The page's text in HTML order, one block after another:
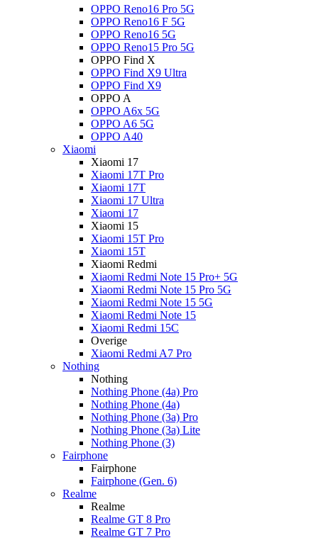
OPPO Reno16 Pro 5G
OPPO Reno16 F 5G
OPPO Reno16 5G
OPPO Reno15 Pro 5G
OPPO Find X
OPPO Find X9 Ultra
OPPO Find X9
OPPO A
OPPO A6x 5G
OPPO A6 5G
OPPO A40
Xiaomi
Xiaomi 17
Xiaomi 17T Pro
Xiaomi 17T
Xiaomi 17 Ultra
Xiaomi 17
Xiaomi 15
Xiaomi 15T Pro
Xiaomi 15T
Xiaomi Redmi
Xiaomi Redmi Note 15 Pro+ 5G
Xiaomi Redmi Note 15 Pro 5G
Xiaomi Redmi Note 15 5G
Xiaomi Redmi Note 15
Xiaomi Redmi 15C
Overige
Xiaomi Redmi A7 Pro
Nothing
Nothing
Nothing Phone (4a) Pro
Nothing Phone (4a)
Nothing Phone (3a) Pro
Nothing Phone (3a) Lite
Nothing Phone (3)
Fairphone
Fairphone
Fairphone (Gen. 6)
Realme
Realme
Realme GT 8 Pro
Realme GT 7 Pro